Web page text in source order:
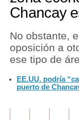
Mercados
Política
Tu Dinero
Finanzas
Inmobiliarias
Chancay
No obstante,
oposición a
ese tipo de
EE.UU. podría
puerto de